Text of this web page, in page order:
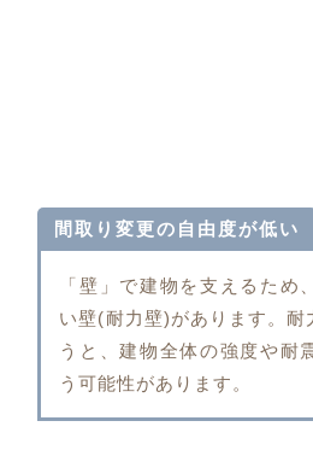
間取り変更の自由度が低い
「壁」で建物を支えるため
い壁(耐力壁)があります。耐
うと、建物全体の強度や耐
う可能性があります。